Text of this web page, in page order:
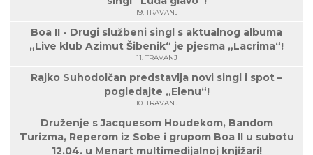
19. TRAVANJ
Boa II - Drugi službeni singl s aktualnog albuma
„Live klub Azimut Šibenik“ je pjesma „Lacrima“!
11. TRAVANJ
Rajko Suhodolčan predstavlja novi singl i spot –
pogledajte „Elenu“!
10. TRAVANJ
Druženje s Jacquesom Houdekom, Bandom
Turizma, Reperom iz Sobe i grupom Boa II u subotu
12.04. u Menart multimedijalnoj knjižari!